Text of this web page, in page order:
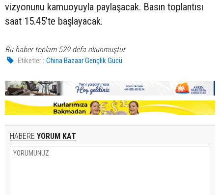
vizyonunu kamuoyuyla paylaşacak. Basın toplantısı
saat 15.45’te başlayacak.
Bu haber toplam 529 defa okunmuştur
Etiketler : China Bazaar Gençlik Gücü
HABERE YORUM KAT